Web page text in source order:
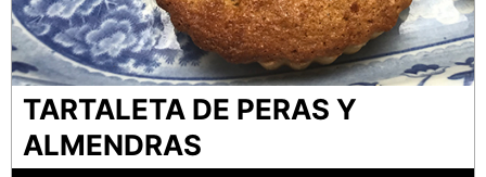
TARTALETA DE PERAS Y
ALMENDRAS